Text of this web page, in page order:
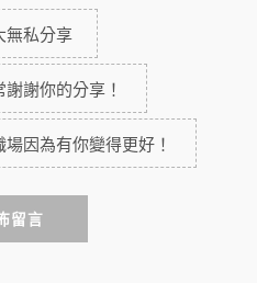
無私分享
謝你的分享！
場因為有你變得更好！
留言